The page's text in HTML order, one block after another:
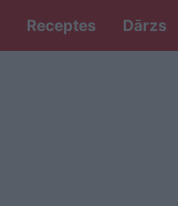
Receptes Dārzs